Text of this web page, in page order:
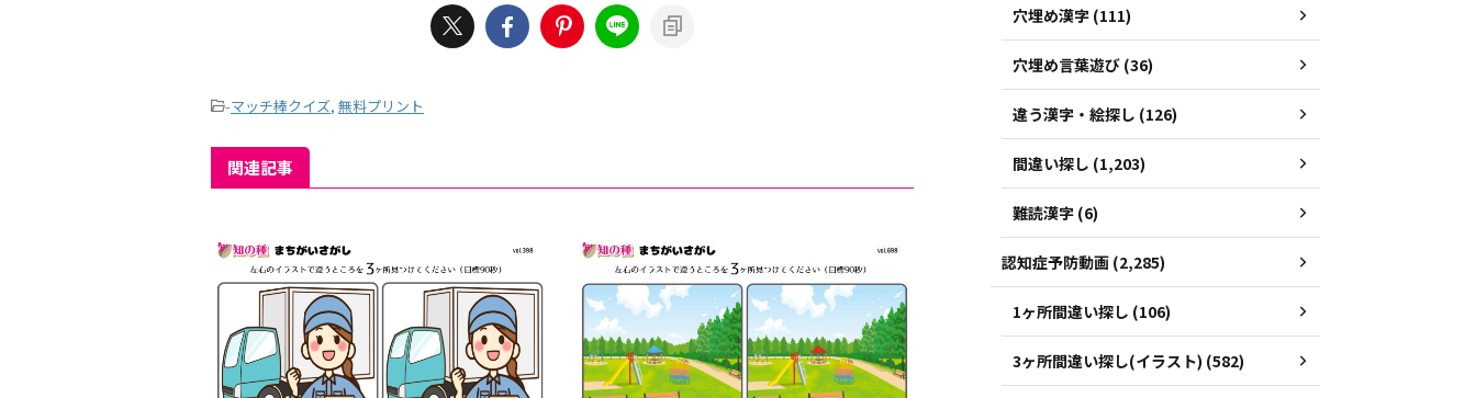
-マッチ棒クイズ, 無料プリント
関連記事
穴埋め漢字 (111)
穴埋め言葉遊び (36)
違う漢字・絵探し (126)
間違い探し (1,203)
難読漢字 (6)
認知症予防動画 (2,285)
1ヶ所間違い探し (106)
3ヶ所間違い探し(イラスト) (582)